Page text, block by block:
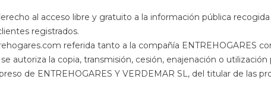
al acceso libre y gratuito a la información pública
registrados.
referida tanto a la compañía ENTREHOGARES
autoriza la copia, transmisión, cesión, enajenación o
de ENTREHOGARES Y VERDEMAR SL, del titular de las